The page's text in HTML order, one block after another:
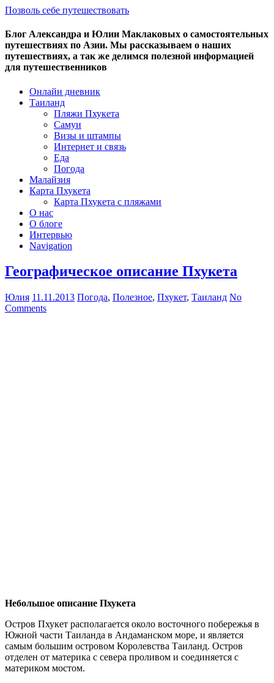
Позволь себе путешествовать
Блог Александра и Юлии Маклаковых о самостоятельных
путешествиях по Азии. Мы рассказываем о наших
путешествиях, а так же делимся полезной информацией
для путешественников
Онлайн дневник
Таиланд
Пляжи Пхукета
Самуи
Визы и штампы
Интернет и связь
Еда
Погода
Малайзия
Карта Пхукета
Карта Пхукета с пляжами
О нас
О блоге
Интервью
Navigation
Географическое описание Пхукета
Юлия 11.11.2013 Погода, Полезное, Пхукет, Таиланд No
Comments
Небольшое описание Пхукета
Остров Пхукет располагается около восточного побережья в
Южной части Таиланда в Андаманском море, и является
самым большим островом Королевства Таиланд. Остров
отделен от материка с севера проливом и соединяется с
материком мостом.